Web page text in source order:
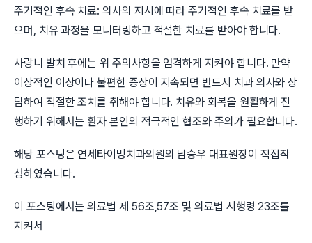
주기적인 후속 치료: 의사의 지시에 따라 주기적인 후속 치료를 받
으며, 치유 과정을 모니터링하고 적절한 치료를 받아야 합니다.
사랑니 발치 후에는 위 주의사항을 엄격하게 지켜야 합니다. 만약
이상적인 이상이나 불편한 증상이 지속되면 반드시 치과 의사와 상
담하여 적절한 조치를 취해야 합니다. 치유와 회복을 원활하게 진
행하기 위해서는 환자 본인의 적극적인 협조와 주의가 필요합니다.
해당 포스팅은 연세타이밍치과의원의 남승우 대표원장이 직접작
성하였습니다.
이 포스팅에서는 의료법 제 56조,57조 및 의료법 시행령 23조를
지켜서